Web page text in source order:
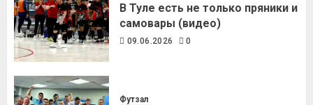
В Туле есть не только пряники и
самовары (видео)
09.06.2026 0
Футзал